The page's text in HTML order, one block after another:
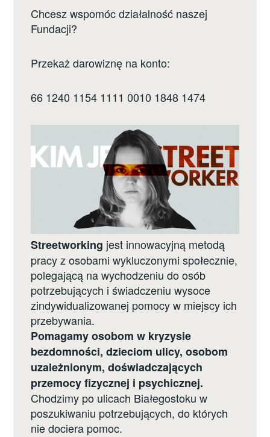
Chcesz wspomóc działalność naszej
Fundacji?
Przekaż darowiznę na konto:
66 1240 1154 1111 0010 1848 1474
Streetworking jest innowacyjną metodą
pracy z osobami wykluczonymi społecznie,
polegającą na wychodzeniu do osób
potrzebujących i świadczeniu wysoce
zindywidualizowanej pomocy w miejscy ich
przebywania.
Pomagamy osobom w kryzysie
bezdomności, dzieciom ulicy, osobom
uzależnionym, doświadczających
przemocy fizycznej i psychicznej.
Chodzimy po ulicach Białegostoku w
poszukiwaniu potrzebujących, do których
nie dociera pomoc.